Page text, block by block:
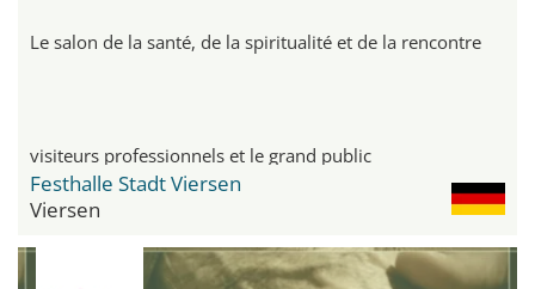
Le salon de la santé, de la spiritualité et de la rencontre
visiteurs professionnels et le grand public
Festhalle Stadt Viersen
Viersen